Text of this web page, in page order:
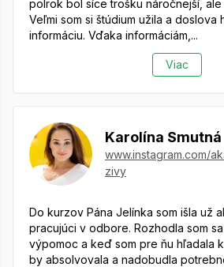
polrok bol síce trošku náročnejší, ale
Veľmi som si štúdium užila a doslova
informáciu. Vďaka informáciám,...
Viac
Karolína Smutná
www.instagram.com/
zivy
Do kurzov Pána Jelínka som išla už
pracujúci v odbore. Rozhodla som
výpomoc a keď som pre ňu hľadala
by absolvovala a nadobudla